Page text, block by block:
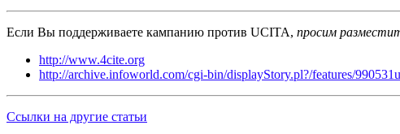
Если Вы поддерживаете кампанию против UCITA, просим
http://www.4cite.org
http://archive.infoworld.com/cgi-bin/displayStory.pl?/features/
Ссылки на другие статьи